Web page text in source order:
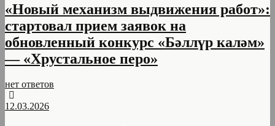
«Новый механизм выдвижения работ»:
стартовал прием заявок на
обновленный конкурс «Бәллүр каләм»
— «Хрустальное перо»
нет ответов
12.03.2026